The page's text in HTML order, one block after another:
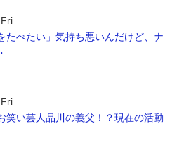
たべたい」気持ち悪いんだけど、ナ
笑い芸人品川の義父！？現在の活動